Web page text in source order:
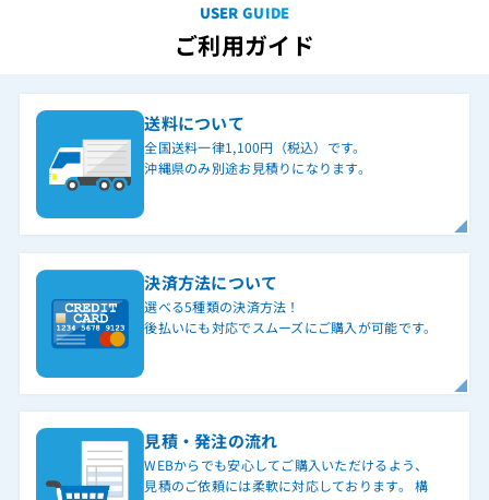
USER GUIDE
ご利用ガイド
送料について
全国送料一律1,100円（税込）です。
沖縄県のみ別途お見積りになります。
決済方法について
選べる5種類の決済方法！
後払いにも対応でスムーズにご購入が可能です。
見積・発注の流れ
WEBからでも安心してご購入いただけるよう、
見積のご依頼には柔軟に対応しております。 構